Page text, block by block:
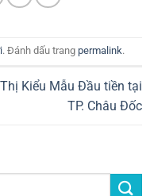
. Đánh dấu trang permalink.
Kiểu Mẫu Đầu tiền tại
TP. Châu Đốc